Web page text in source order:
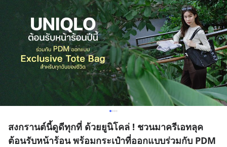
สงกรานต์นี้ดูดีทุกที่ ด้วยยูนิโคล่ ! ชวนมาครีเอทลุค
ต้อนรับหน้าร้อน พร้อมกระเป๋าที่ออกแบบร่วมกับ PDM​